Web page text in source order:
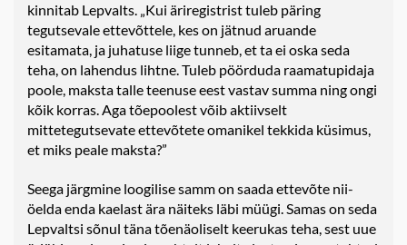
kinnitab Lepvalts. „Kui äriregistrist tuleb päring
tegutsevale ettevõttele, kes on jätnud aruande
esitamata, ja juhatuse liige tunneb, et ta ei oska seda
teha, on lahendus lihtne. Tuleb pöörduda raamatupidaja
poole, maksta talle teenuse eest vastav summa ning ongi
kõik korras. Aga tõepoolest võib aktiivselt
mittetegutsevate ettevõtete omanikel tekkida küsimus,
et miks peale maksta?”
Seega järgmine loogilise samm on saada ettevõte nii-
öelda enda kaelast ära näiteks läbi müügi. Samas on seda
Lepvaltsi sõnul täna tõenäoliselt keerukas teha, sest uue